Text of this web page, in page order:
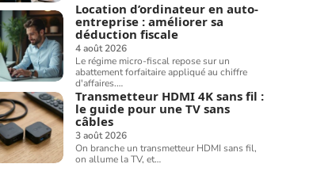
Location d’ordinateur en auto-
entreprise : améliorer sa
déduction fiscale
4 août 2026
Le régime micro-fiscal repose sur un
abattement forfaitaire appliqué au chiffre
d'affaires.…
Transmetteur HDMI 4K sans fil :
le guide pour une TV sans
câbles
3 août 2026
On branche un transmetteur HDMI sans fil,
on allume la TV, et…